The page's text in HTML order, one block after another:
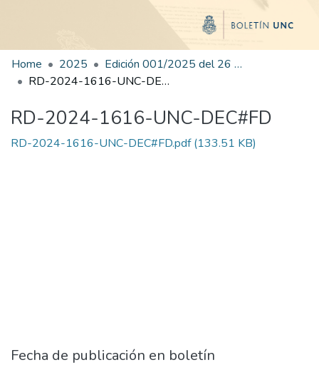
Home 2025
Edición 001/2025 del 26 de mayo de 2025
RD-2024-1616-UNC-DEC#FD
RD-2024-1616-UNC-DEC#FD
RD-2024-1616-UNC-DEC#FD.pdf(133.51 KB)
Fecha de publicación en boletín